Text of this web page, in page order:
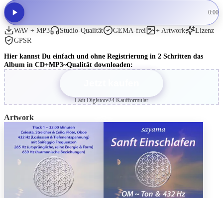
0:00
WAV + MP3 Studio-Qualität GEMA-frei + Artwork
Lizenz
GPSR
Hier kannst Du einfach und ohne Registrierung in 2 Schritten das
Album in CD+MP3~Qualität downloaden:
Lädt Digistore24 Kaufformular
Artwork